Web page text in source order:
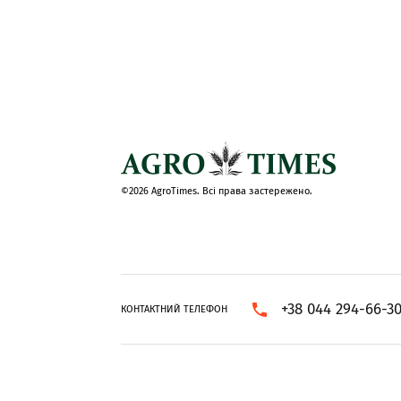
©2026 AgroTimes. Всі права застережено.
КОНТАКТНИЙ ТЕЛЕФОН +38 044 294-66-30